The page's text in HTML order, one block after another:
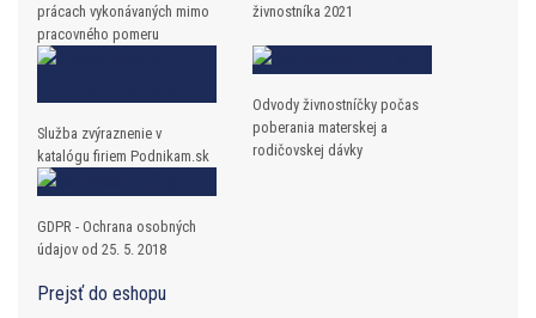
prácach vykonávaných mimo
pracovného pomeru
živnostníka 2021
Služba zvýraznenie v
katalógu firiem Podnikam.sk
Odvody živnostníčky počas
poberania materskej a
rodičovskej dávky
GDPR - Ochrana osobných
údajov od 25. 5. 2018
Prejsť do eshopu